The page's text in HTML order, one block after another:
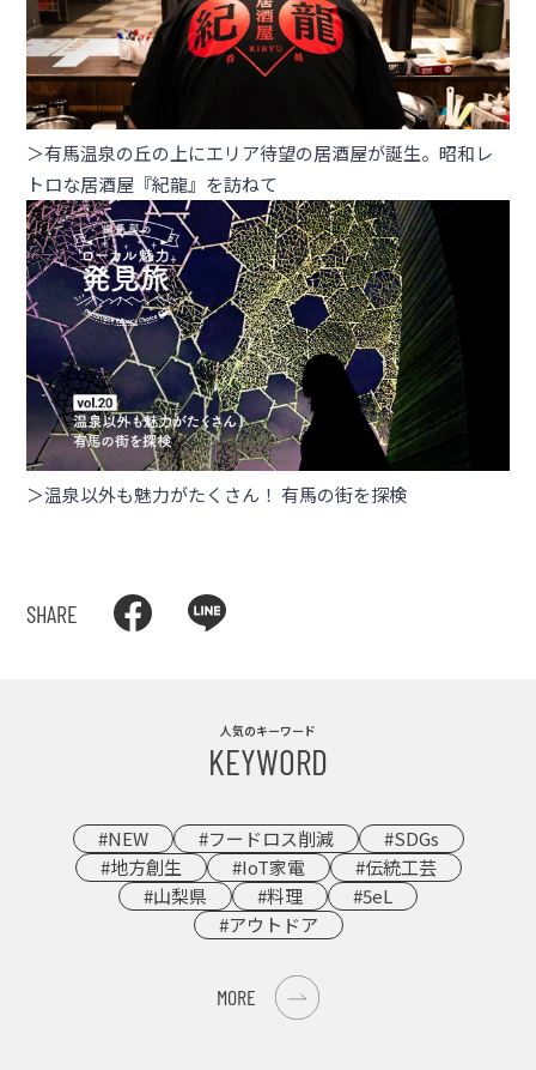
＞有馬温泉の丘の上にエリア待望の居酒屋が誕生。昭和レ
トロな居酒屋『紀龍』を訪ねて
＞温泉以外も魅力がたくさん！ 有馬の街を探検
SHARE
人気のキーワード
KEYWORD
#NEW #フードロス削減
#SDGs
#地方創生
#IoT家電
#伝統工芸
#山梨県
#料理
#5eL
#アウトドア
MORE